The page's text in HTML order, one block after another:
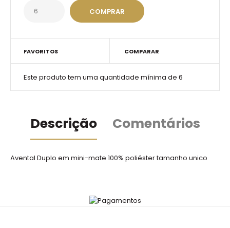
FAVORITOS COMPARAR
Este produto tem uma quantidade mínima de 6
Descrição Comentários
Avental Duplo em mini-mate 100% poliéster tamanho unico